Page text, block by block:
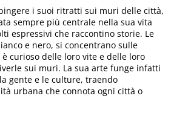
i suoi ritratti sui muri delle città,
sempre più centrale nella sua vita
espressivi che raccontino storie. Le
e nero, si concentrano sulle
curioso delle loro vite e delle loro
sui muri. La sua arte funge infatti
gente e le culture, traendo
urbana che connota ogni città o